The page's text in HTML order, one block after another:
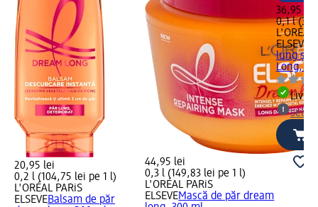
20,95 lei
0,2 l (104,75 lei pe 1 l)
L'ORÉAL PARiS
ELSEVEBalsam de păr
44,95 lei
0,3 l (149,83 lei pe 1 l)
L'ORÉAL PARiS
ELSEVEMască de păr dream
36,95 lei
0,1 l
L'ORÉAL
ELSEVE
lung și
Long,